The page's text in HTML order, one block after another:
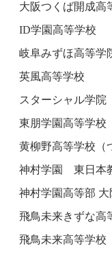
大阪つくば開成高
ID学園高等学校
岐阜みずほ高等学
英風高等学校
スターシャル学院
東朋学園高等学校
黄柳野高等学校（
神村学園 東日本
神村学園高等部
飛鳥未来きずな高
飛鳥未来高等学校